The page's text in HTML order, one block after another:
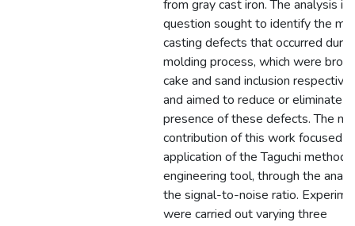
from gray cast iron. The analysis in
question sought to identify the
casting defects that occurred
molding process, which were
cake and sand inclusion
and aimed to reduce or eliminate
presence of these defects. The
contribution of this work focused
application of the Taguchi method
engineering tool, through the
the signal-to-noise ratio.
were carried out varying three